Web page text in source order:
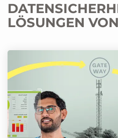
LÖSUNGEN